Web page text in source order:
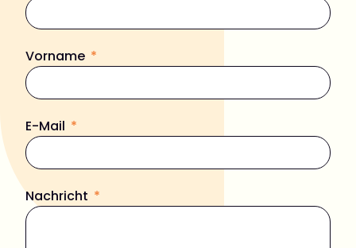
Vorname
E-Mail
Nachricht